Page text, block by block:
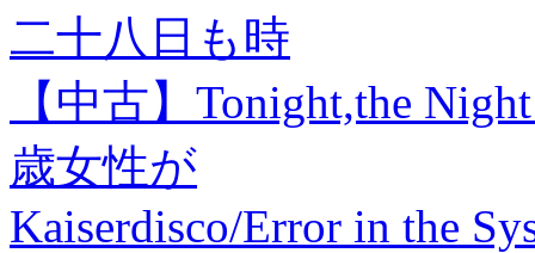
二十八日も時
【中古】Tonight,the
歳女性が
Kaiserdisco/Error in the